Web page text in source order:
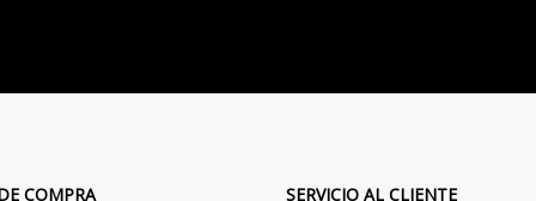
COMPRA SERVICIO AL CLIENTE